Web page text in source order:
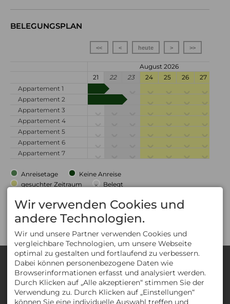
BELEGUNGSPLAN
<< < heute > >>
August 2026
21
22 23 24 25 26 27
Appartement 1
Appartement 2
Appartement 3
Appartement 4
Appartement 5
Appartement 6
Appartement 7
Anreisetage
Keine Anreise
gesuchter Zeitraum
× Belegt
KONTAKT
Gästehaus Strasser
Aleksandra Strasser
Eggstrasse 63
Wir verwenden Cookies und
andere Technologien.
Wir und unsere Partner verwenden Cookies und
vergleichbare Technologien, um unsere Webseite
optimal zu gestalten und fortlaufend zu verbessern.
Dabei können personenbezogene Daten wie
Browserinformationen erfasst und analysiert werden.
Durch Klicken auf „Alle akzeptieren“ stimmen Sie der
Verwendung zu. Durch Klicken auf „Einstellungen“
können Sie eine individuelle Auswahl treffen und